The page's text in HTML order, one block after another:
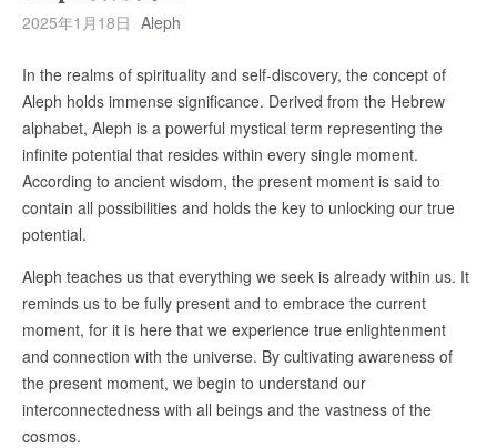
2025年1月18日 Aleph
In the realms of spirituality and self-discovery, the concept of
Aleph holds immense significance. Derived from the Hebrew
alphabet, Aleph is a powerful mystical term representing the
infinite potential that resides within every single moment.
According to ancient wisdom, the present moment is said to
contain all possibilities and holds the key to unlocking our true
potential.
Aleph teaches us that everything we seek is already within us. It
reminds us to be fully present and to embrace the current
moment, for it is here that we experience true enlightenment
and connection with the universe. By cultivating awareness of
the present moment, we begin to understand our
interconnectedness with all beings and the vastness of the
cosmos.